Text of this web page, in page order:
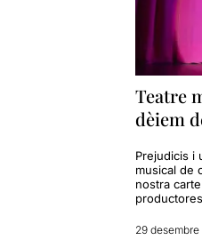
Teatre
dèiem
Prejudicis i
musical de
nostra
29